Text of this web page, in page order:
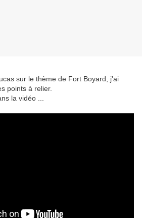
sur le thème de Fort Boyard, j'ai
points à relier.
la vidéo ...